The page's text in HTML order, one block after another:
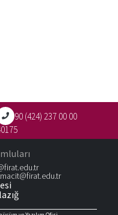
90 (424) 237 00 00